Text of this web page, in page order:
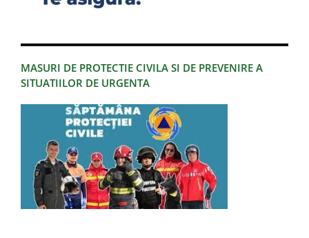
MASURI DE PROTECTIE CIVILA SI DE PREVENIRE A
SITUATIILOR DE URGENTA